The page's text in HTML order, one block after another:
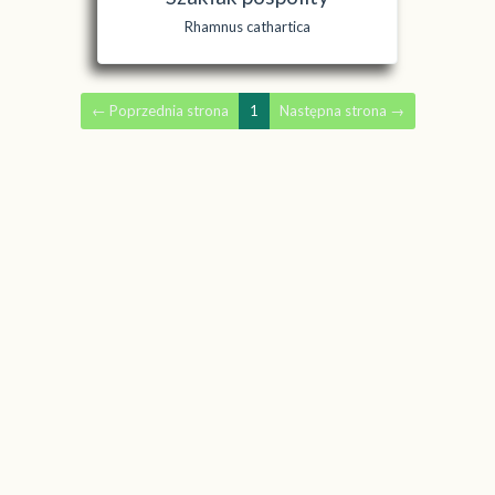
Rhamnus cathartica
← Poprzednia strona 1 Następna strona →